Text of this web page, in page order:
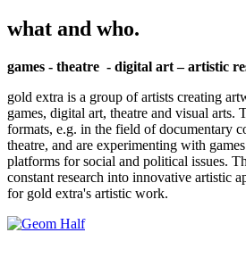
what and who.
games - theatre - digital art – artistic
gold extra is a group of artists creating
games, digital art, theatre and visual arts.
formats, e.g. in the field of documentary
theatre, and are experimenting with
platforms for social and political issues.
constant research into innovative artistic
for gold extra's artistic work.